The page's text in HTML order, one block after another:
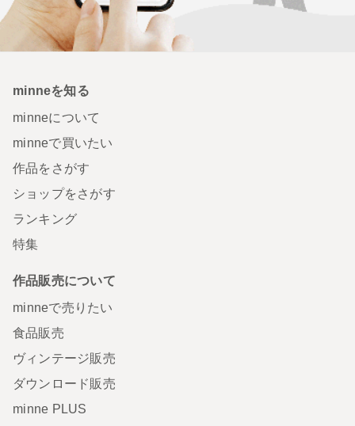
minneを知る
minneについて
minneで買いたい
作品をさがす
ショップをさがす
ランキング
特集
作品販売について
minneで売りたい
食品販売
ヴィンテージ販売
ダウンロード販売
minne PLUS